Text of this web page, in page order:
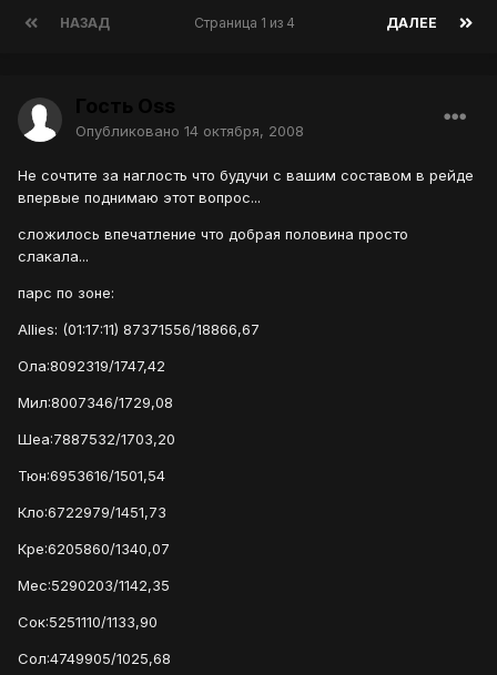
НАЗАД ДАЛЕЕ
Страница 1 из 4
Опубликовано 14 октября, 2008
Не сочтите за наглость что будучи с вашим составом в рейде
впервые поднимаю этот вопрос...
сложилось впечатление что добрая половина просто
слакала...
парс по зоне:
Allies: (01:17:11) 87371556/18866,67
Ола:8092319/1747,42
Мил:8007346/1729,08
Шеа:7887532/1703,20
Тюн:6953616/1501,54
Кло:6722979/1451,73
Кре:6205860/1340,07
Мес:5290203/1142,35
Сок:5251110/1133,90
Сол:4749905/1025,68